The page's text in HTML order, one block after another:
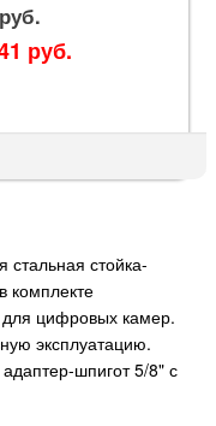
руб.
стальная стойка-
комплекте
для цифровых камер.
эксплуатацию.
шпигот 5/8" с